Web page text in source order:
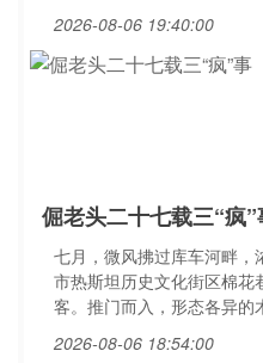
2026-08-06 19:40:00
倔老头二十七载三“疯”
七月，微风拂过库车河畔
市热斯坦历史文化街区棉
客。推门而入，形态各异的
2026-08-06 18:54:00